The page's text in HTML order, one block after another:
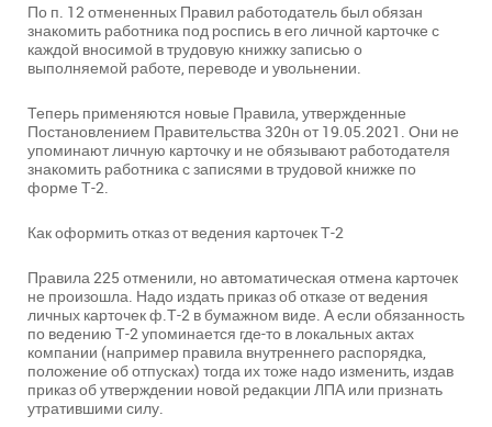
По п. 12 отмененных Правил работодатель был обязан
знакомить работника под роспись в его личной карточке с
каждой вносимой в трудовую книжку записью о
выполняемой работе, переводе и увольнении.
Теперь применяются новые Правила, утвержденные
Постановлением Правительства 320н от 19.05.2021. Они не
упоминают личную карточку и не обязывают работодателя
знакомить работника с записями в трудовой книжке по
форме Т-2.
Как оформить отказ от ведения карточек Т-2
Правила 225 отменили, но автоматическая отмена карточек
не произошла. Надо издать приказ об отказе от ведения
личных карточек ф.Т-2 в бумажном виде. А если обязанность
по ведению Т-2 упоминается где-то в локальных актах
компании (например правила внутреннего распорядка,
положение об отпусках) тогда их тоже надо изменить, издав
приказ об утверждении новой редакции ЛПА или признать
утратившими силу.